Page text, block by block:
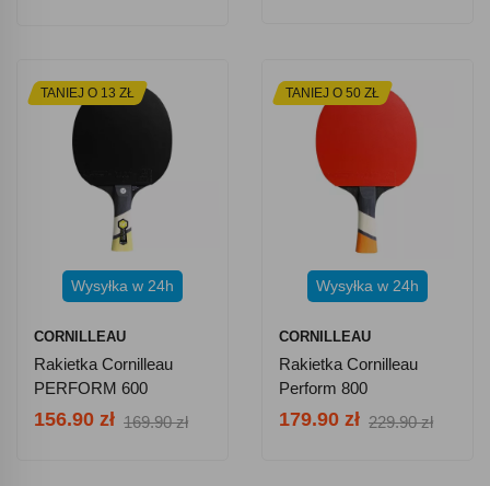
TANIEJ O 13 ZŁ
Wysyłka w 24h
CORNILLEAU
Rakietka Cornilleau
PERFORM 600
156.90 zł 169.90 zł
TANIEJ O 50 ZŁ
Wysyłka w 24h
CORNILLEAU
Rakietka Cornilleau
Perform 800
179.90 zł 229.90 zł